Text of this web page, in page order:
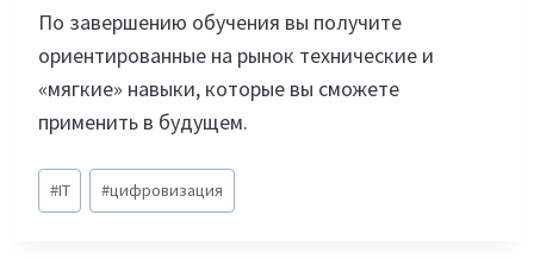
По завершению обучения вы получите
ориентированные на рынок технические и
«мягкие» навыки, которые вы сможете
применить в будущем.
Метки
записи:
#IT #цифровизация